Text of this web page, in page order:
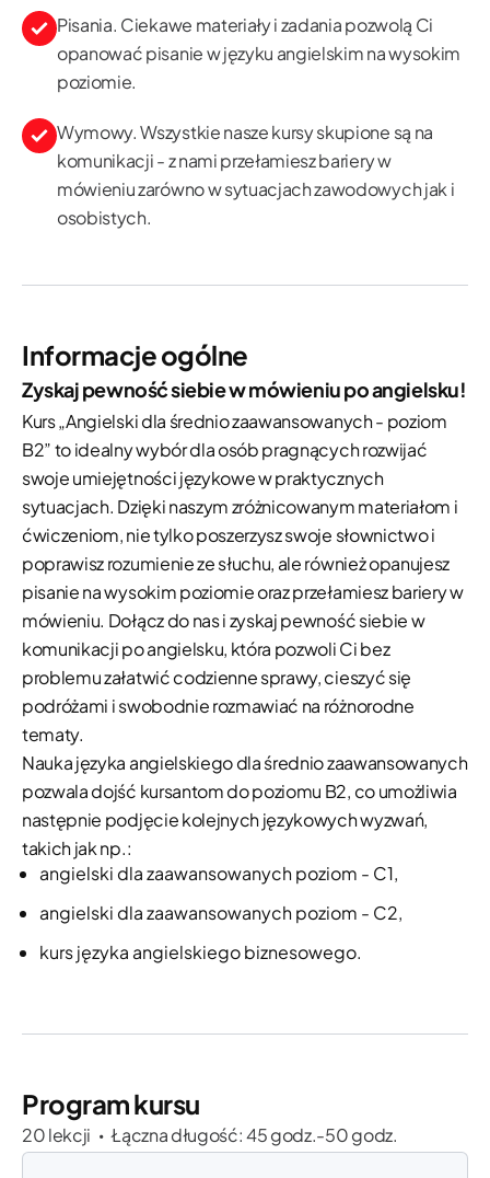
Pisania. Ciekawe materiały i zadania pozwolą Ci
opanować pisanie w języku angielskim na wysokim
poziomie.
Wymowy. Wszystkie nasze kursy skupione są na
komunikacji - z nami przełamiesz bariery w
mówieniu zarówno w sytuacjach zawodowych jak i
osobistych.
Informacje ogólne
Zyskaj pewność siebie w mówieniu po angielsku!
Kurs „Angielski dla średnio zaawansowanych - poziom
B2” to idealny wybór dla osób pragnących rozwijać
swoje umiejętności językowe w praktycznych
sytuacjach. Dzięki naszym zróżnicowanym materiałom i
ćwiczeniom, nie tylko poszerzysz swoje słownictwo i
poprawisz rozumienie ze słuchu, ale również opanujesz
pisanie na wysokim poziomie oraz przełamiesz bariery w
mówieniu. Dołącz do nas i zyskaj pewność siebie w
komunikacji po angielsku, która pozwoli Ci bez
problemu załatwić codzienne sprawy, cieszyć się
podróżami i swobodnie rozmawiać na różnorodne
tematy.
Nauka języka angielskiego dla średnio zaawansowanych
pozwala dojść kursantom do poziomu B2, co umożliwia
następnie podjęcie kolejnych językowych wyzwań,
takich jak np.:
angielski dla zaawansowanych poziom - C1,
angielski dla zaawansowanych poziom - C2,
kurs języka angielskiego biznesowego.
Program kursu
20 lekcji • Łączna długość: 45 godz.-50 godz.